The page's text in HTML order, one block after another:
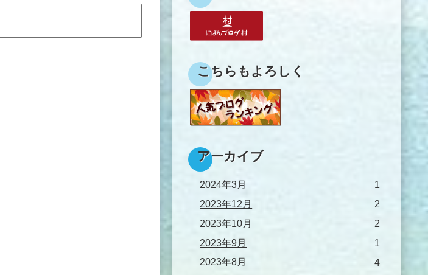
こちらもよろしく
アーカイブ
2024年3月
1
2023年12月
2
2023年10月
2
2023年9月
1
2023年8月
4